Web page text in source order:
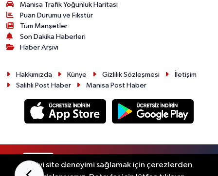
Manisa Trafik Yoğunluk Haritası
Puan Durumu ve Fikstür
Tüm Manşetler
Son Dakika Haberleri
Haber Arşivi
Hakkımızda Künye Gizlilik Sözleşmesi
İletişim
Salihli Post Haber
Manisa Post Haber
RSS Copyright © 2026. Her hakkı saklıdır.
En iyi site deneyimi sağlamak için çerezlerden